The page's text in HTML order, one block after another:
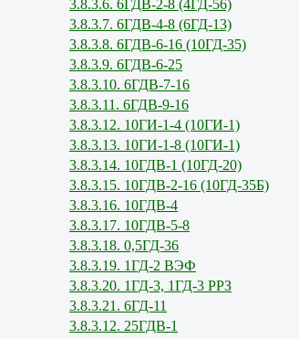
3.8.3.6. 6ГДВ-2-8 (4ГД-56)
3.8.3.7. 6ГДВ-4-8 (6ГД-13)
3.8.3.8. 6ГДВ-6-16 (10ГД-35)
3.8.3.9. 6ГДВ-6-25
3.8.3.10. 6ГДВ-7-16
3.8.3.11. 6ГДВ-9-16
3.8.3.12. 10ГИ-1-4 (10ГИ-1)
3.8.3.13. 10ГИ-1-8 (10ГИ-1)
3.8.3.14. 10ГДВ-1 (10ГД-20)
3.8.3.15. 10ГДВ-2-16 (10ГД-35Б)
3.8.3.16. 10ГДВ-4
3.8.3.17. 10ГДВ-5-8
3.8.3.18. 0,5ГД-36
3.8.3.19. 1ГД-2 ВЭФ
3.8.3.20. 1ГД-3, 1ГД-3 РРЗ
3.8.3.21. 6ГД-11
3.8.3.12. 25ГДВ-1